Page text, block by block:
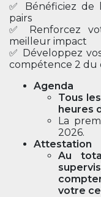
✅ Bénéficiez de
pairs
✅ Renforcez
meilleur impact
✅ Développez
compétence 2 du
Agenda
Tous
heures
La
2026.
Attestation
Au
votre